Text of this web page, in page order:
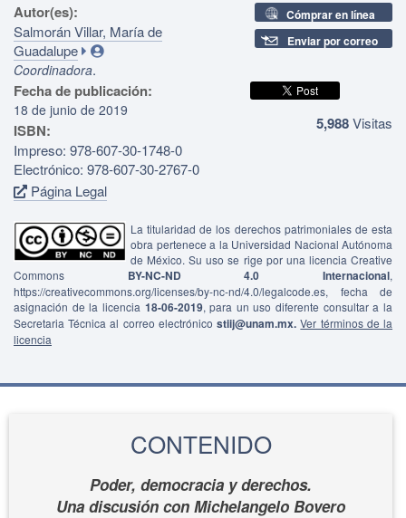
Autor(es):
Salmorán Villar, María de
Guadalupe
Coordinadora.
Fecha de publicación:
18 de junio de 2019
ISBN:
Impreso: 978-607-30-1748-0
Electrónico: 978-607-30-2767-0
Página Legal
Cómprar en línea
Enviar por correo
5,988Visitas
La titularidad de los derechos patrimoniales de esta
obra pertenece a la Universidad Nacional Autónoma
de México. Su uso se rige por una licencia Creative
Commons BY-NC-ND 4.0 Internacional,
https://creativecommons.org/licenses/by-nc-nd/4.0/legalcode.es, fecha de
asignación de la licencia 18-06-2019, para un uso diferente consultar a la
Secretaria Técnica al correo electrónicostiij@unam.mx. Ver términos de la
licencia
CONTENIDO
Poder, democracia y derechos.
Una discusión con Michelangelo Bovero